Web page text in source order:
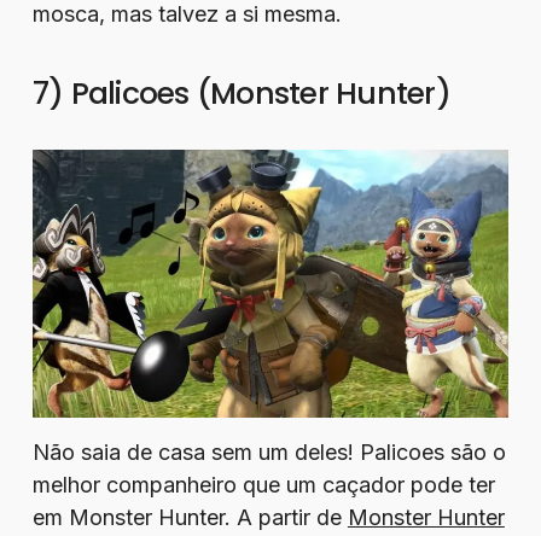
mosca, mas talvez a si mesma.
7) Palicoes (Monster Hunter)
Não saia de casa sem um deles! Palicoes são o
melhor companheiro que um caçador pode ter
em Monster Hunter. A partir de Monster Hunter